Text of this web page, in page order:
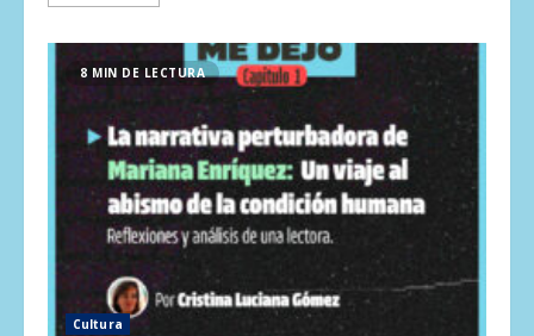
8 MIN DE LECTURA
Cultura